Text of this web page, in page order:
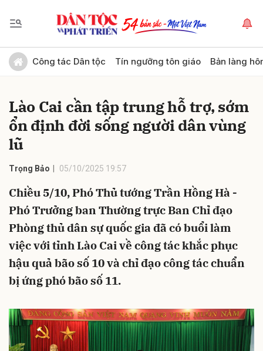
Công tác Dân tộc Tín ngưỡng tôn giáo Bản làng
Lào Cai cần tập trung hỗ trợ, sớm
ổn định đời sống người dân vùng
lũ
Trọng Bảo 05/10/2025 19:57
Chiều 5/10, Phó Thủ tướng Trần Hồng Hà -
Phó Trưởng ban Thường trực Ban Chỉ đạo
Phòng thủ dân sự quốc gia đã có buổi làm
việc với tỉnh Lào Cai về công tác khắc phục
hậu quả bão số 10 và chỉ đạo công tác chuẩn
bị ứng phó bão số 11.
Gửi bình luận